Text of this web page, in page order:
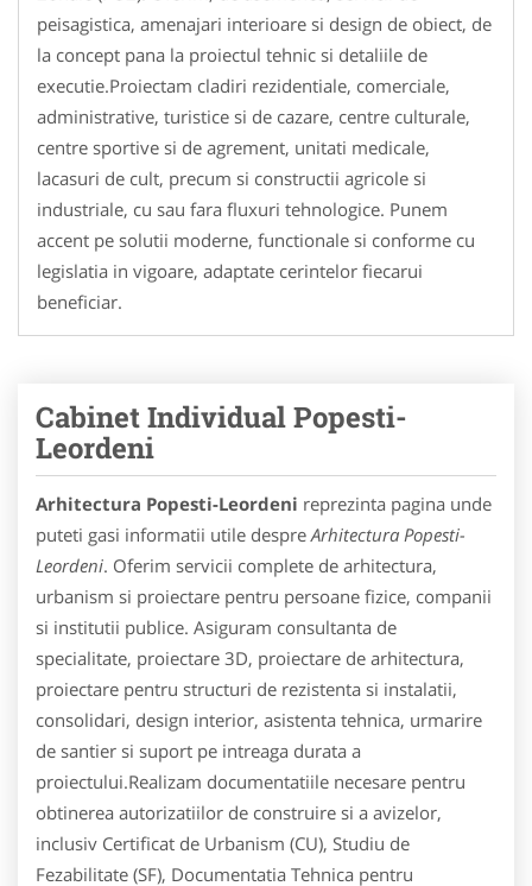
peisagistica, amenajari interioare si design de obiect, de
la concept pana la proiectul tehnic si detaliile de
executie.Proiectam cladiri rezidentiale, comerciale,
administrative, turistice si de cazare, centre culturale,
centre sportive si de agrement, unitati medicale,
lacasuri de cult, precum si constructii agricole si
industriale, cu sau fara fluxuri tehnologice. Punem
accent pe solutii moderne, functionale si conforme cu
legislatia in vigoare, adaptate cerintelor fiecarui
beneficiar.
Cabinet Individual Popesti-
Leordeni
Arhitectura Popesti-Leordeni reprezinta pagina unde
puteti gasi informatii utile despre Arhitectura Popesti-
Leordeni. Oferim servicii complete de arhitectura,
urbanism si proiectare pentru persoane fizice, companii
si institutii publice. Asiguram consultanta de
specialitate, proiectare 3D, proiectare de arhitectura,
proiectare pentru structuri de rezistenta si instalatii,
consolidari, design interior, asistenta tehnica, urmarire
de santier si suport pe intreaga durata a
proiectului.Realizam documentatiile necesare pentru
obtinerea autorizatiilor de construire si a avizelor,
inclusiv Certificat de Urbanism (CU), Studiu de
Fezabilitate (SF), Documentatia Tehnica pentru